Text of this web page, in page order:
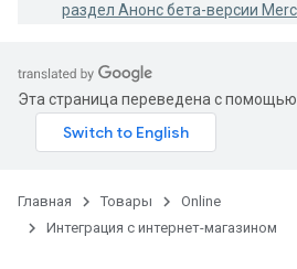
раздел Анонс бета-версии
Эта страница переведена с помощью
Главная Товары
Online
Интеграция с интернет-магазином